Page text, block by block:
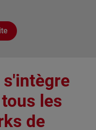
s'intègre
les
de